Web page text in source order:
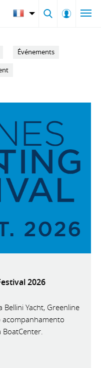
Événements
2026
Yacht, Greenline
acompanhamento
BoatCenter.